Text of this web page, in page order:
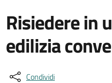
Risiedere in
edilizia
Condividi